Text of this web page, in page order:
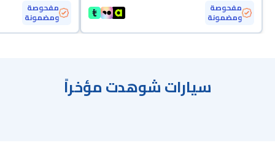
مفحوصة
ومضمونة
مفحوصة
ومضمونة
سيارات شوهدت مؤخراً